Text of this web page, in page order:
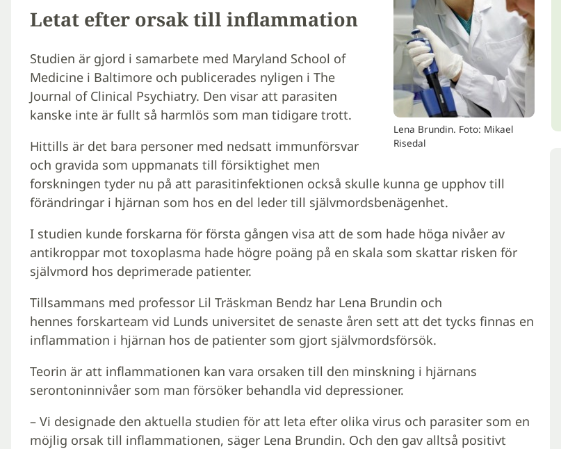
Lena Brundin. Foto: Mikael
Risedal
Letat efter orsak till inflammation
Studien är gjord i samarbete med Maryland School of
Medicine i Baltimore och publicerades nyligen i The
Journal of Clinical Psychiatry. Den visar att parasiten
kanske inte är fullt så harmlös som man tidigare trott.
Hittills är det bara personer med nedsatt immunförsvar
och gravida som uppmanats till försiktighet men
forskningen tyder nu på att parasitinfektionen också skulle kunna ge upphov till
förändringar i hjärnan som hos en del leder till självmordsbenägenhet.
I studien kunde forskarna för första gången visa att de som hade höga nivåer av
antikroppar mot toxoplasma hade högre poäng på en skala som skattar risken för
självmord hos deprimerade patienter.
Tillsammans med professor Lil Träskman Bendz har Lena Brundin och
hennes forskarteam vid Lunds universitet de senaste åren sett att det tycks finnas en
inflammation i hjärnan hos de patienter som gjort självmordsförsök.
Teorin är att inflammationen kan vara orsaken till den minskning i hjärnans
serontoninnivåer som man försöker behandla vid depressioner.
– Vi designade den aktuella studien för att leta efter olika virus och parasiter som en
möjlig orsak till inflammationen, säger Lena Brundin. Och den gav alltså positivt